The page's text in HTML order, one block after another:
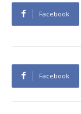
Facebook
Facebook